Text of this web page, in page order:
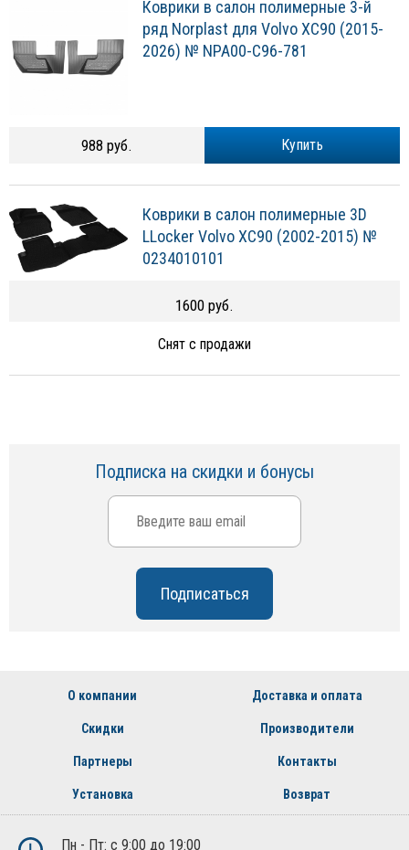
Коврики в салон полимерные 3-й
ряд Norplast для Volvo XC90 (2015-
2026) № NPA00-C96-781
Купить
988 руб.
Коврики в салон полимерные 3D
LLocker Volvo XC90 (2002-2015) №
0234010101
1600 руб.
Снят с продажи
Подписка на скидки и бонусы
О компании Доставка и оплата
Скидки Производители
Партнеры Контакты
Установка Возврат
Пн - Пт: с 9:00 до 19:00